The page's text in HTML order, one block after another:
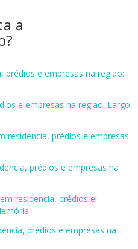
a
prédios e empresas na região:
e empresas na região: Largo
residencia, prédios e empresas
prédios e empresas na
residencia, prédios e
prédios e empresas na